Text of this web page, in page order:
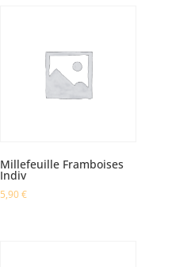
Millefeuille Framboises
Indiv
5,90€